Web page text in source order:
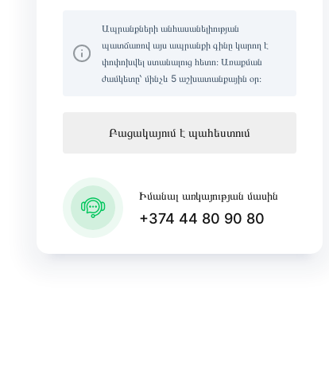
Ապրանքների անհասանելիության
պատճառով այս ապրանքի գինը կարող է
փոփոխվել ստանալուց հետո։ Առաքման
ժամկետը՝ մինչև 5 աշխատանքային օր։
Բացակայում է պահեստում
Իմանալ առկայության մասին
+374 44 80 90 80